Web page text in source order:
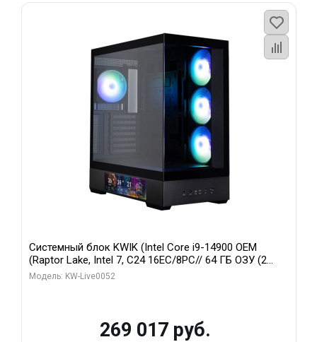
Системный блок KWIK (Intel Core i9-14900 OEM
(Raptor Lake, Intel 7, C24 16EC/8PC// 64 ГБ ОЗУ (2
модуля)/ Palit RTX5080 GAMINGPRO OC 16GB GDDR7
Модель: KW-Live0052
269 017 руб.